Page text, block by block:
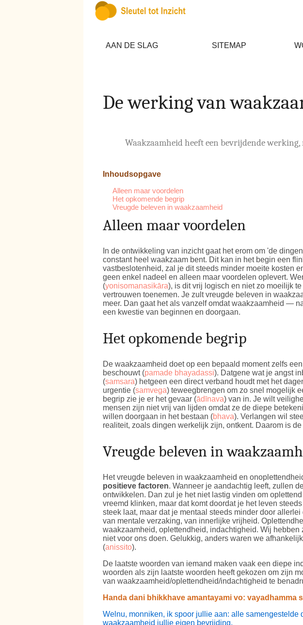
AAN DE SLAG SITEMAP
De werking van
Waakzaamheid heeft een bevrijdende
Inhoudsopgave
Alleen maar voordelen
Het opkomende begrip
Vreugde beleven in waakzaamheid
Alleen maar voordelen
In de ontwikkeling van inzicht gaat het erom om 'de
constant heel waakzaam bent. Dit kan in het begin een
vastbeslotenheid, zal je dit steeds minder moeite kosten
geen enkel nadeel en alleen maar voordelen oplevert.
(yonisomanasikāra), is dit vrij logisch en niet zo moeilijk
vertrouwen toenemen. Je zult vreugde beleven in
meer. Dan gaat het als vanzelf omdat waakzaamheid —
een kwestie van beginnen en doorgaan.
Het opkomende begrip
De waakzaamheid doet op een bepaald moment zelfs
beschouwt (pamade bhayadassi). Datgene wat je angst
(samsara) hetgeen een direct verband houdt met het
urgentie (samvega) teweegbrengen om zo snel mogelijk
begrip zie je er het gevaar (ādīnava) van in. Je wilt
mensen zijn niet vrij van lijden omdat ze de diepe
willen doorgaan in het bestaan (bhava). Verlangen wil
realiteit, zoals dingen werkelijk zijn, ontkent. Daarom is
Vreugde beleven in
Het vreugde beleven in waakzaamheid en
positieve factoren. Wanneer je aandachtig leeft, zullen
ontwikkelen. Dan zul je het niet lastig vinden om
vreemd klinken, maar dat komt doordat je het leven
steek laat, maar dat je mentaal steeds minder door
van mentale verzaking, van innerlijke vrijheid.
waakzaamheid, oplettendheid, indachtigheid. Wij
niet voor ons doen. Gelukkig, anders waren we
(anissito).
De laatste woorden van iemand maken vaak een diepe
woorden als zijn laatste woorden heeft gekozen om zijn
van waakzaamheid/oplettendheid/indachtigheid te
Handa dani bhikkhave amantayami vo: vayadhamma
Welnu, monniken, ik spoor jullie aan: alle
waakzaamheid jullie eigen bevrijding.